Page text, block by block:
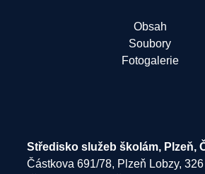
Obsah
Soubory
Fotogalerie
Středisko služeb školám, Plzeň,
Částkova 691/78, Plzeň Lobzy,